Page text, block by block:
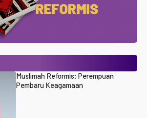
Muslimah Reformis: Perempuan
Pembaru Keagamaan